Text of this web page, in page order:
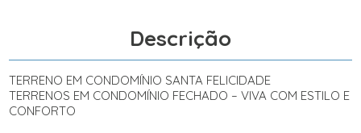
Descrição
TERRENO EM CONDOMÍNIO SANTA FELICIDADE
TERRENOS EM CONDOMÍNIO FECHADO – VIVA COM ESTILO E
CONFORTO